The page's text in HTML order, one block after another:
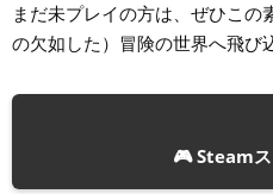
まだ未プレイの方は、ぜひこ
の欠如した）冒険の世界へ飛び
🎮 Steam